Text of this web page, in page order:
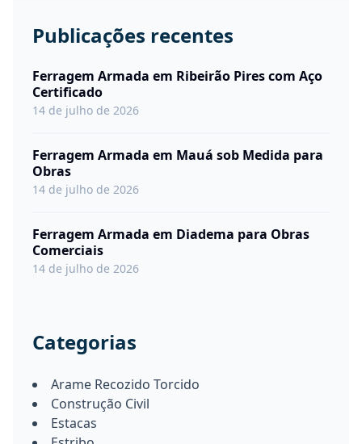
Publicações recentes
Ferragem Armada em Ribeirão Pires com Aço
Certificado
14 de julho de 2026
Ferragem Armada em Mauá sob Medida para
Obras
14 de julho de 2026
Ferragem Armada em Diadema para Obras
Comerciais
14 de julho de 2026
Categorias
Arame Recozido Torcido
Construção Civil
Estacas